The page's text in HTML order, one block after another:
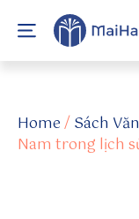
p
s:
Home/Sách
Nam trong lịch